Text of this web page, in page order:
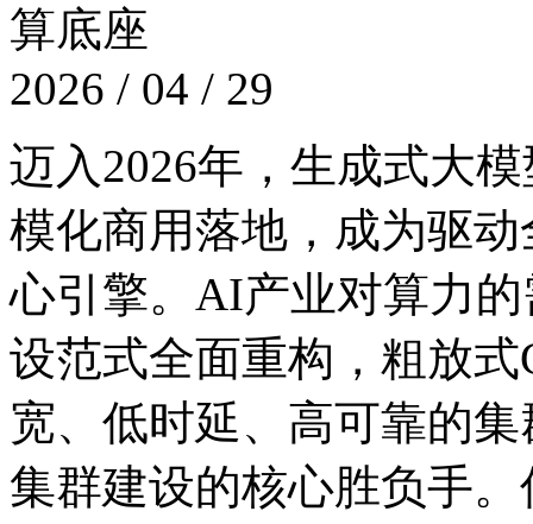
算底座
2026 / 04 / 29
迈入2026年，生成式大
模化商用落地，成为
心引擎。AI产业对算力的
设范式全面重构，粗放
宽、低时延、高可靠
集群建设的核心胜负手